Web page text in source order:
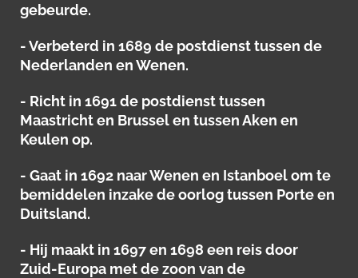
gebeurde.
- Verbeterd in 1689 de postdienst tussen de
Nederlanden en Wenen.
- Richt in 1691 de postdienst tussen
Maastricht en Brussel en tussen Aken en
Keulen op.
- Gaat in 1692 naar Wenen en Istanboel om te
bemiddelen inzake de oorlog tussen Porte en
Duitsland.
- Hij maakt in 1697 en 1698 een reis door
Zuid-Europa met de zoon van de